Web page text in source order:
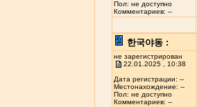
Пол: не доступно
Комментариев: --
한국야동 :
не зарегистрирован
22.01.2025 , 10:38
Дата регистрации: --
Местонахождение: --
Пол: не доступно
Комментариев: --